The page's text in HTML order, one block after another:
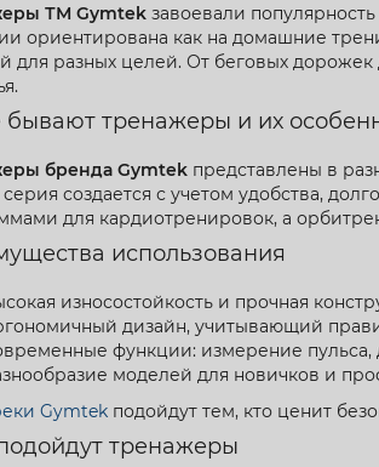
ТМ Gymtek завоевали
ориентирована как на домашние
для разных целей. От беговых
бывают тренажеры и их
бренда Gymtek представлены в
создается с учетом удобства,
для кардиотренировок, а
использования
износостойкость и прочная
дизайн, учитывающий
функции: измерение
моделей для новичков и
Gymtek подойдут тем, кто ценит
тренажеры